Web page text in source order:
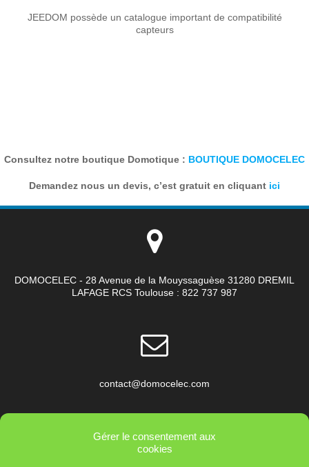
Gérer le consentement aux
cookies
JEEDOM possède un catalogue important de compatibilité
capteurs
Consultez notre boutique Domotique : BOUTIQUE DOMOCELEC
Demandez nous un devis, c’est gratuit en cliquant ici
DOMOCELEC - 28 Avenue de la Mouyssaguèse 31280 DREMIL
LAFAGE RCS Toulouse : 822 737 987
contact@domocelec.com